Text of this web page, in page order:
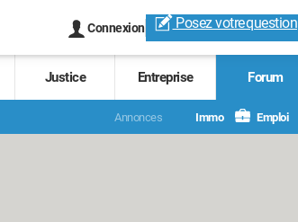
Connexion Posez votrequestion
Justice Entreprise Forum
Annonces Immo Emploi